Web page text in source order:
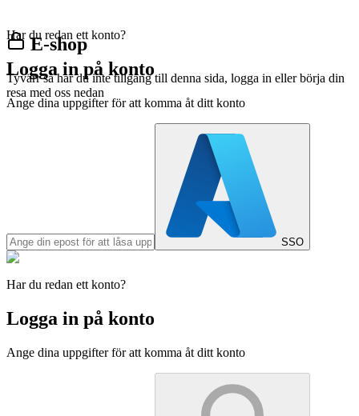
E-shop
Tyvärr så har du inte tillgång till denna sida, logga in eller börja din
resa med oss nedan
Har du redan ett konto?
Logga in på konto
Ange dina uppgifter för att komma åt ditt konto
SSO
Har du redan ett konto?
Logga in på konto
Ange dina uppgifter för att komma åt ditt konto